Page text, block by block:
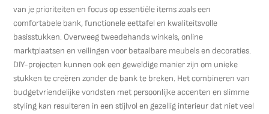
van je prioriteiten en focus op essentiële items zoals een
comfortabele bank, functionele eettafel en kwaliteitsvolle
basisstukken. Overweeg tweedehands winkels, online
marktplaatsen en veilingen voor betaalbare meubels en decoraties.
DIY-projecten kunnen ook een geweldige manier zijn om unieke
stukken te creëren zonder de bank te breken. Het combineren van
budgetvriendelijke vondsten met persoonlijke accenten en slimme
styling kan resulteren in een stijlvol en gezellig interieur dat niet veel